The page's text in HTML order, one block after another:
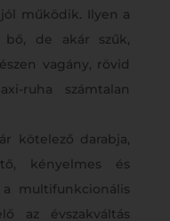
működik. Ilyen a
bő, de akár szűk,
vagány, rövid
ruha számtalan
kötelező darabja,
kényelmes és
multifunkcionális
az évszakváltás